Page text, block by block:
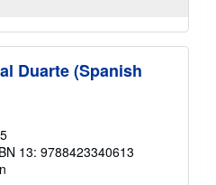
Duarte (Spanish
13: 9788423340613